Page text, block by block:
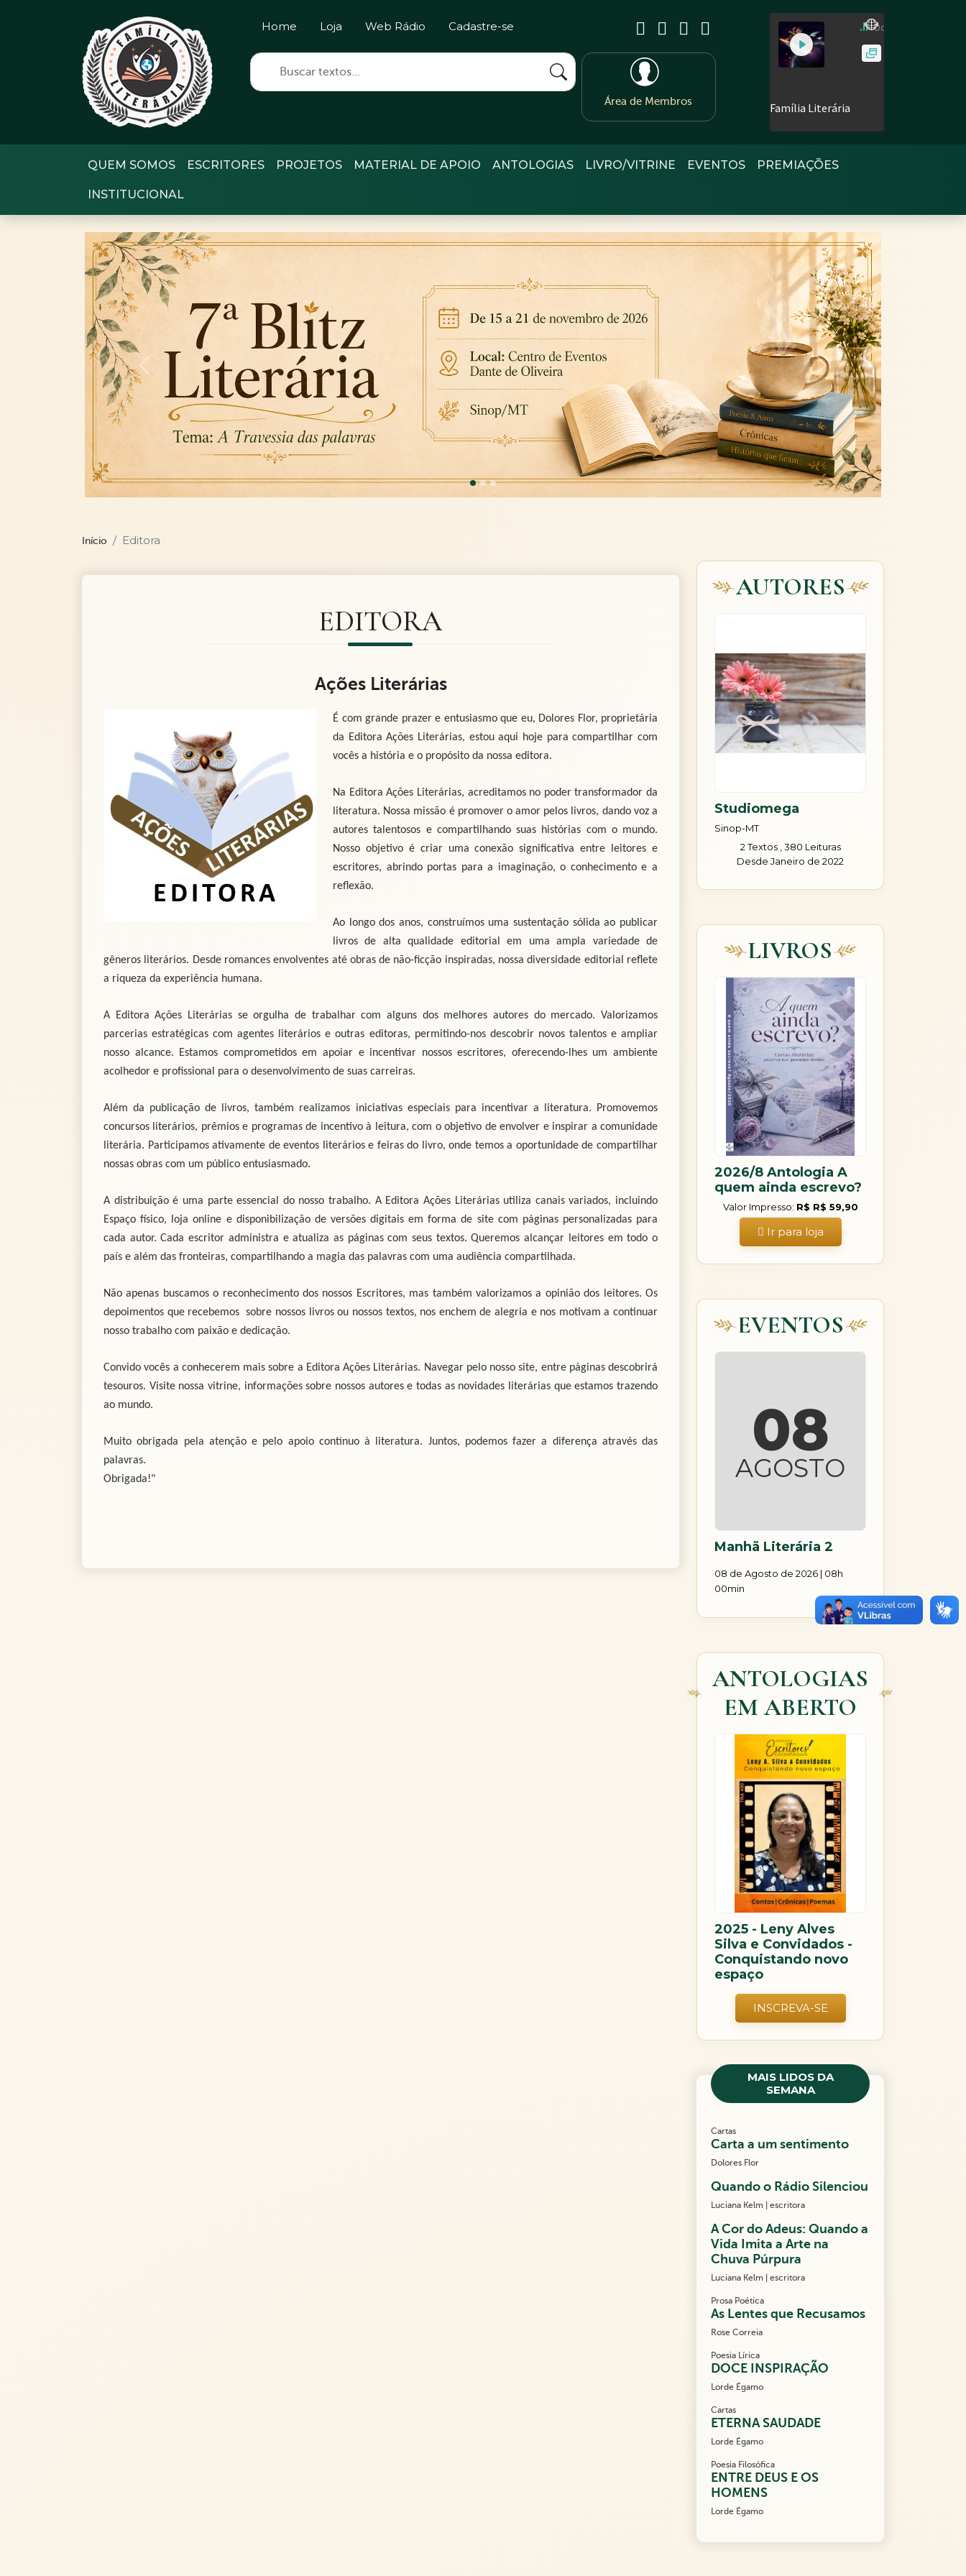
Home Loja Web Rádio Cadastre-se
Área de Membros
QUEM SOMOS ESCRITORES PROJETOS MATERIAL DE APOIO ANTOLOGIAS LIVRO/VITRINE EVENTOS PREMIAÇÕES
INSTITUCIONAL
Previous Next
Início Editora
EDITORA
Ações Literárias
É com grande prazer e entusiasmo que eu, Dolores Flor, proprietária
da Editora Ações Literárias, estou aqui hoje para compartilhar com
vocês a história e o propósito da nossa editora.
Na Editora Ações Literárias, acreditamos no poder transformador da
literatura. Nossa missão é promover o amor pelos livros, dando voz a
autores talentosos e compartilhando suas histórias com o mundo.
Nosso objetivo é criar uma conexão significativa entre leitores e
escritores, abrindo portas para a imaginação, o conhecimento e a
reflexão.
Ao longo dos anos, construímos uma sustentação sólida ao publicar
livros de alta qualidade editorial em uma ampla variedade de
gêneros literários. Desde romances envolventes até obras de não-ficção inspiradas, nossa diversidade editorial reflete
a riqueza da experiência humana.
A Editora Ações Literárias se orgulha de trabalhar com alguns dos melhores autores do mercado. Valorizamos
parcerias estratégicas com agentes literários e outras editoras, permitindo-nos descobrir novos talentos e ampliar
nosso alcance. Estamos comprometidos em apoiar e incentivar nossos escritores, oferecendo-lhes um ambiente
acolhedor e profissional para o desenvolvimento de suas carreiras.
Além da publicação de livros, também realizamos iniciativas especiais para incentivar a literatura. Promovemos
concursos literários, prêmios e programas de incentivo à leitura, com o objetivo de envolver e inspirar a comunidade
literária. Participamos ativamente de eventos literários e feiras do livro, onde temos a oportunidade de compartilhar
nossas obras com um público entusiasmado.
A distribuição é uma parte essencial do nosso trabalho. A Editora Ações Literárias utiliza canais variados, incluindo
Espaço físico, loja online e disponibilização de versões digitais em forma de site com páginas personalizadas para
cada autor. Cada escritor administra e atualiza as páginas com seus textos. Queremos alcançar leitores em todo o
país e além das fronteiras, compartilhando a magia das palavras com uma audiência compartilhada.
Não apenas buscamos o reconhecimento dos nossos Escritores, mas também valorizamos a opinião dos leitores. Os
depoimentos que recebemos sobre nossos livros ou nossos textos, nos enchem de alegria e nos motivam a continuar
nosso trabalho com paixão e dedicação.
Convido vocês a conhecerem mais sobre a Editora Ações Literárias. Navegar pelo nosso site, entre páginas descobrirá
tesouros. Visite nossa vitrine, informações sobre nossos autores e todas as novidades literárias que estamos trazendo
ao mundo.
Muito obrigada pela atenção e pelo apoio contínuo à literatura. Juntos, podemos fazer a diferença através das
palavras.
Obrigada!"
AUTORES
Studiomega
Sinop-MT
2 Textos , 380 Leituras
Desde Janeiro de 2022
LIVROS
2026/8 Antologia A
quem ainda escrevo?
Valor Impresso: R$ R$ 59,90
Ir para loja
EVENTOS
08
AGOSTO
Manhã Literária 2
08 de Agosto de 2026 | 08h
00min
ANTOLOGIAS
EM ABERTO
2025 - Leny Alves
Silva e Convidados -
Conquistando novo
espaço
INSCREVA-SE
MAIS LIDOS DA
SEMANA
Cartas
Carta a um sentimento
Dolores Flor
Quando o Rádio Silenciou
Luciana Kelm | escritora
A Cor do Adeus: Quando a
Vida Imita a Arte na
Chuva Púrpura
Luciana Kelm | escritora
Prosa Poética
As Lentes que Recusamos
Rose Correia
Poesia Lírica
DOCE INSPIRAÇÃO
Lorde Égamo
Cartas
ETERNA SAUDADE
Lorde Égamo
Poesia Filosófica
ENTRE DEUS E OS
HOMENS
Lorde Égamo